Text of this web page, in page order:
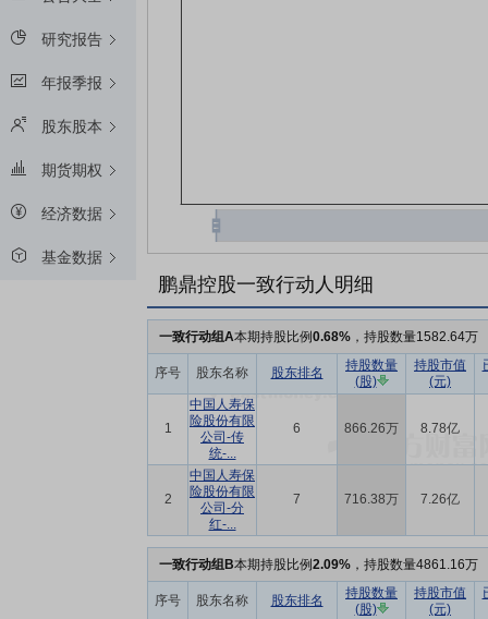
研究报告
年报季报
股东股本
期货期权
经济数据
基金数据
鹏鼎控股一致行动人明细
一致行动组A本期持股比例0.68% ，持股数量1582.64万
序号 股东名称 股东排名
持股数量
(股)
持股市值
(元)
1
中国人寿保
险股份有限
公司-传
统-...
6 866.26万 8.78亿
2
中国人寿保
险股份有限
公司-分
红-...
7 716.38万 7.26亿
一致行动组B本期持股比例2.09% ，持股数量4861.16万
序号 股东名称 股东排名
持股数量
(股)
持股市值
(元)